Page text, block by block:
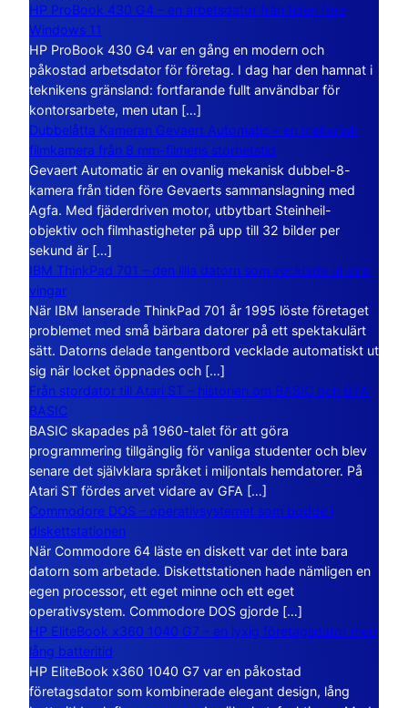
HP ProBook 430 G4 – en arbetsdator från tiden före
Windows 11
HP ProBook 430 G4 var en gång en modern och
påkostad arbetsdator för företag. I dag har den hamnat i
teknikens gränsland: fortfarande fullt användbar för
kontorsarbete, men utan […]
Dubbelåtta Kameran Gevaert Automatic – en mekanisk
filmkamera från 8 mm-filmens storhetstid
Gevaert Automatic är en ovanlig mekanisk dubbel-8-
kamera från tiden före Gevaerts sammanslagning med
Agfa. Med fjäderdriven motor, utbytbart Steinheil-
objektiv och filmhastigheter på upp till 32 bilder per
sekund är […]
IBM ThinkPad 701 – den lilla datorn som vecklade ut sina
vingar
När IBM lanserade ThinkPad 701 år 1995 löste företaget
problemet med små bärbara datorer på ett spektakulärt
sätt. Datorns delade tangentbord vecklade automatiskt ut
sig när locket öppnades och […]
Från stordator till Atari ST – historien om BASIC och GFA
BASIC
BASIC skapades på 1960-talet för att göra
programmering tillgänglig för vanliga studenter och blev
senare det självklara språket i miljontals hemdatorer. På
Atari ST fördes arvet vidare av GFA […]
Commodore DOS – operativsystemet som bodde i
diskettstationen
När Commodore 64 läste en diskett var det inte bara
datorn som arbetade. Diskettstationen hade nämligen en
egen processor, ett eget minne och ett eget
operativsystem. Commodore DOS gjorde […]
HP EliteBook x360 1040 G7 – en lyxig företagsdator med
lång batteritid
HP EliteBook x360 1040 G7 var en påkostad
företagsdator som kombinerade elegant design, lång